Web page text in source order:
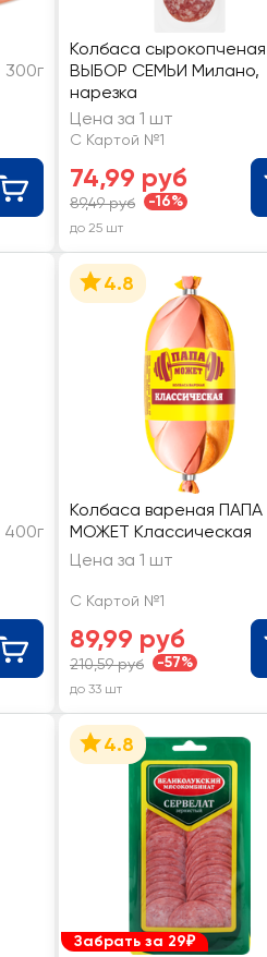
300г
Колбаса сырокопченая
ВЫБОР СЕМЬИ Милано,
нарезка
Цена за 1 шт
С Картой №1
74,99 руб
89,49 руб -16%
до 25 шт
400г
4.8
Колбаса вареная ПАПА
МОЖЕТ Классическая
Цена за 1 шт
С Картой №1
89,99 руб
210,59 руб -57%
до 33 шт
Забрать за 29₽
4.8